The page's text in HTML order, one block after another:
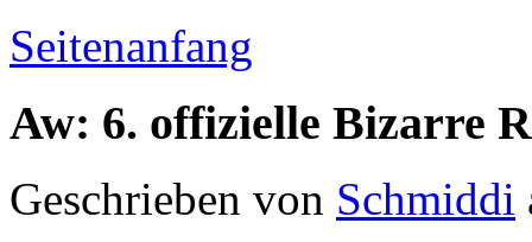
Seitenanfang
Aw: 6. offizielle Bizarre
Geschrieben von Schmiddi